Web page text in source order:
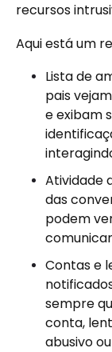
recursos
Aqui está um
Lista de
pais
e exibam
Atividade
das
podem
Contas e
sempre
conta,
abusivo